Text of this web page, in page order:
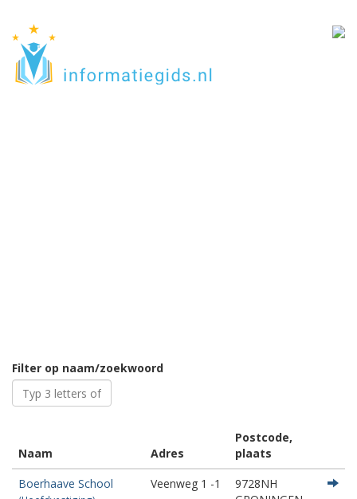
Filter op naam/zoekwoord
Naam Adres
Postcode,
plaats
Boerhaave School
Veenweg 1 -1
9728NH